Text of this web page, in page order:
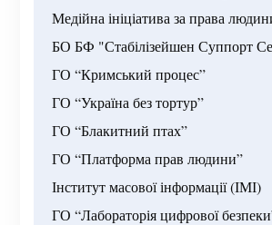
Медійна ініціатива за права
БО БФ "Стабілізейшен Суппорт
ГО “Кримський процес”
ГО “Україна без тортур”
ГО “Блакитний птах”
ГО “Платформа прав людини”
Інститут масової інформації (ІМІ)
ГО “Лабораторія цифрової